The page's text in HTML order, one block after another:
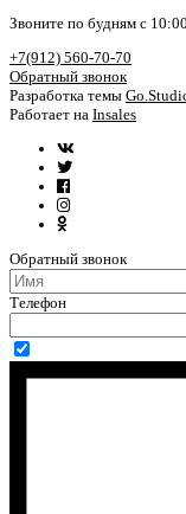
Звоните по будням с
+7(912) 560-70-70
Обратный звонок
Разработка темы
Работает на Insales
Обратный звонок
Телефон